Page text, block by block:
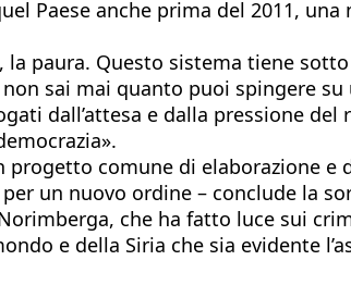
Paese anche prima del 2011,
la paura. Questo sistema tiene
sai mai quanto puoi spingere
dall’attesa e dalla pressione
progetto comune di elaborazione
un nuovo ordine – conclude la
che ha fatto luce sui
e della Siria che sia evidente